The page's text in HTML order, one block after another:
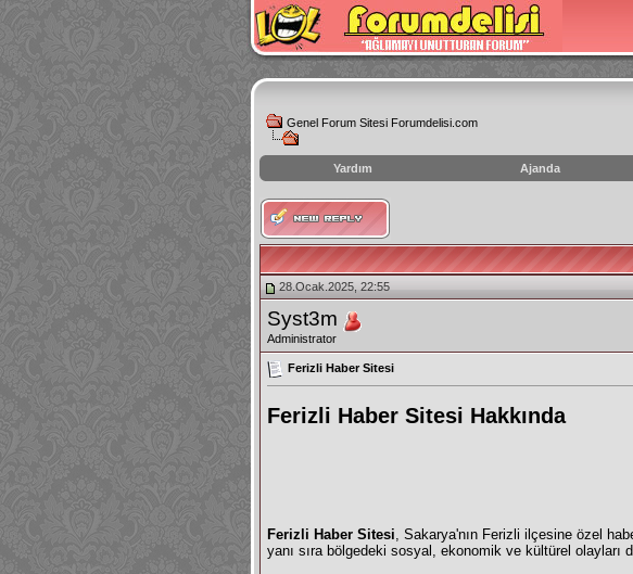
Genel Forum Sitesi Forumdelisi.com
Yardım
Ajanda
instagram
izlenme
hilesi
28.Ocak.2025, 22:55
Syst3m
Administrator
Ferizli Haber Sitesi
Ferizli Haber Sitesi Hakkında
Ferizli Haber Sitesi, Sakarya'nın Ferizli ilçesine özel
yanı sıra bölgedeki sosyal, ekonomik ve kültürel